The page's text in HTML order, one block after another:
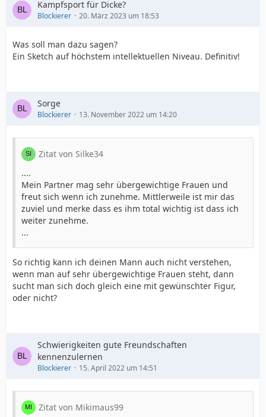
Kampfsport für Dicke?
Blockierer 20. März 2023 um 18:53
Was soll man dazu sagen?
Ein Sketch auf höchstem intellektuellen Niveau. Definitiv!
Sorge
Blockierer 13. November 2022 um 14:20
Zitat von Silke34
....
Mein Partner mag sehr übergewichtige Frauen und
freut sich wenn ich zunehme. Mittlerweile ist mir das
zuviel und merke dass es ihm total wichtig ist dass ich
weiter zunehme.
...
So richtig kann ich deinen Mann auch nicht verstehen,
wenn man auf sehr übergewichtige Frauen steht, dann
sucht man sich doch gleich eine mit gewünschter Figur,
oder nicht?
Schwierigkeiten gute Freundschaften
kennenzulernen
Blockierer 15. April 2022 um 14:51
Zitat von Mikimaus99